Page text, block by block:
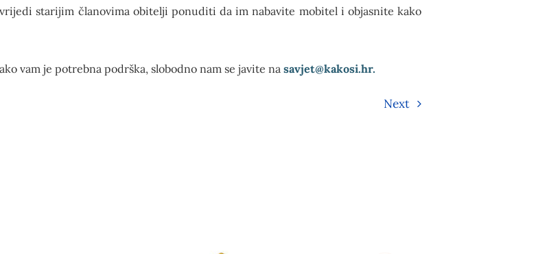
starijim članovima obitelji ponuditi da im nabavite mobitel i objasnite kako
vam je potrebna podrška, slobodno nam se javite na savjet@kakosi.hr.
Next